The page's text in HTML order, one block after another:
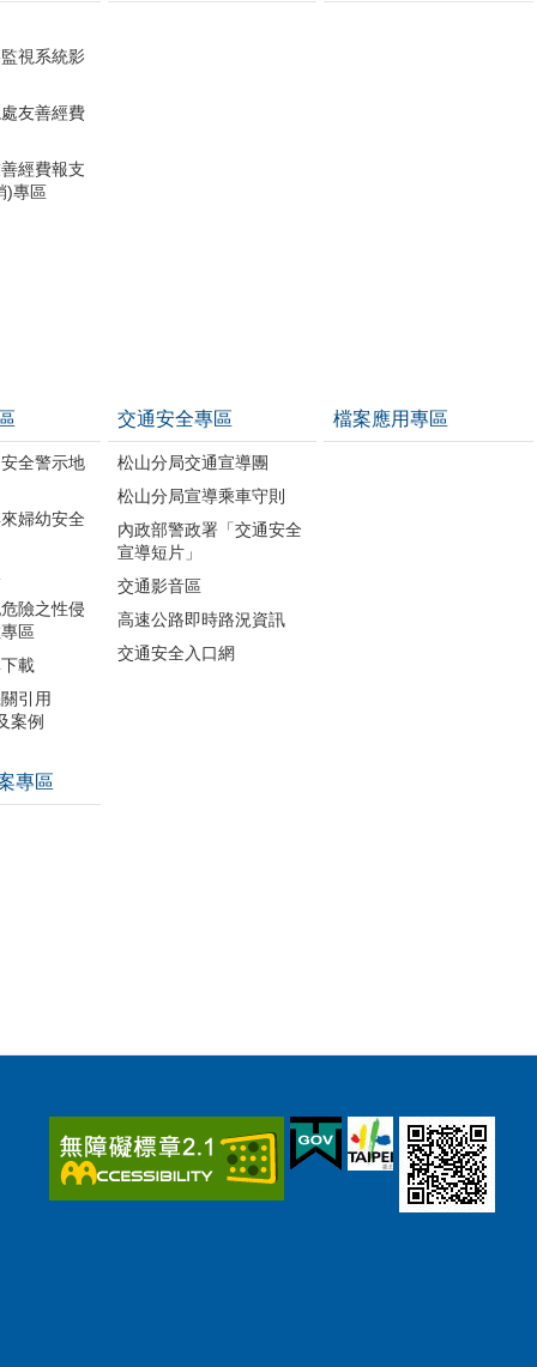
視系統影
友善經費
經費報支
)專區
全警示地
婦幼安全
險之性侵
區
載
引用
案例
交通安全專區
松山分局交通宣導團
松山分局宣導乘車守則
內政部警政署「交通安全
宣導短片」
交通影音區
高速公路即時路況資訊
交通安全入口網
檔案應用專區
專區